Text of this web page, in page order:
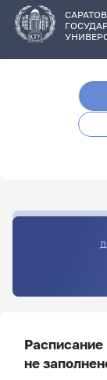
основному
содержанию
не